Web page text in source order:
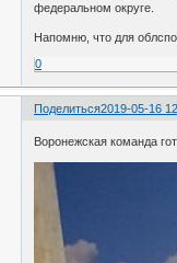
федеральном округе.
Напомню, что для
0
Поделиться2019-05-16
Воронежская команда